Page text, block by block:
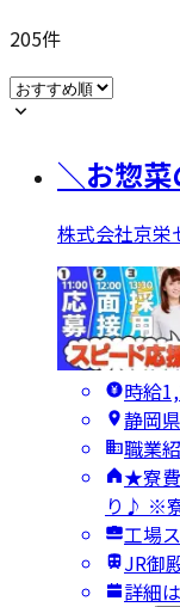
205件
＼お惣
株式会社京栄
時給
静岡
職業
★寮費
り♪ ※
工場
JR御
詳細